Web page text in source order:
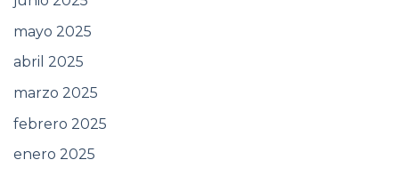
mayo 2025
abril 2025
marzo 2025
febrero 2025
enero 2025